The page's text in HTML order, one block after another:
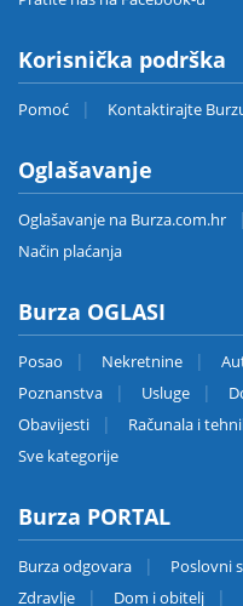
Korisnička podrška
Pomoć Kontaktirajte
Oglašavanje
Oglašavanje na Burza.com.hr
Način plaćanja
Burza OGLASI
Posao Nekretnine
Poznanstva
Usluge
Obavijesti
Računala i
Sve kategorije
Burza PORTAL
Burza odgovara Poslovni
Zdravlje
Dom i obitelj